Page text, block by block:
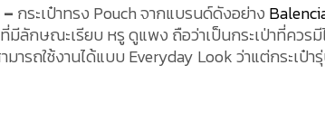
กระเป๋าทรง Pouch จากแบรนด์ดังอย่าง
กษณะเรียบ หรู ดูแพง ถือว่าเป็นกระเป่าที่ควรมี
ารถใช้งานได้แบบ Everyday Look ว่าแต่กระเป๋า